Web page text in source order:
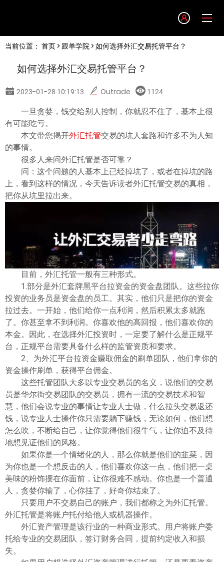
English
繁體中文
한글
日本語
Tiếng việt
当前位置： 首页> 跟单学院> 如何选择外汇交易托管平台？
如何选择外汇交易托管平台？
2023-01-28 10:19:13 Outrade 1124
一旦贪婪，钱交给别人控制，你就忍不住了，基本上很
有可能吃亏。
本文带您揭开外汇托管交易的坑人套路和许多不为人知
的事情。
很多人来问外汇托管是否可靠？
问：这个问题的人基本上已经掉坑了，或者在掉坑的路
上，看到这样的情况，今天告诉读者外汇托管交易的真相，
把你从坑里拉出来。
目前，外汇托管一般有三种形式。
1.部分是外汇套牌黑平台拉资金的资金盘团队。这些拉你
投资的业务员是资金盘的员工。其实，他们只是把你的资金
拉过去。一开始，他们给你一点利润，然后积累太多就跑
了。你甚至拿不到利润。你喜欢他的高回报，他们喜欢你的
本金。因此，在选择外汇投资时，一定要了解什么是正规平
台，正规平台需要具备什么样的监管资质和要求。
2、为外汇平台拉资金赚取佣金的刷单团队，他们拿你的
资金操作刷单，获得平台佣金。
这些托管团队大多以专业交易员的名义，说他们的交易
员是华尔街交易团队的交易员，拥有一流的交易技术和智
慧，他们会说专业的事情让专业人士做，什么拉头交易返还
钱，说专业人士操作你只需要躺下赚钱，无论如何，他们想
怎么吹，不断给自己，让你觉得他们很牛气，让你迫不及待
地想见证他们的风格。
如果你是一个情绪化的人，那么你就是他们的韭菜，因
为你也是一个想反击的人，他们喜欢你这一点，他们把一桌
美味的粉饰摆在你面前，让你很难不感动。你也是一个普通
人，贪婪你输了，心你挂了，好奇你结束了。
只要用户不交易自己的账户，我们都称之为外汇托管。
外汇托管是将账户托付给他人或机器操作。
外汇资产管理是该行业的一种商业形式。用户将账户委
托给专业的交易团队，签订财务合同，提前约定收入和损
失。